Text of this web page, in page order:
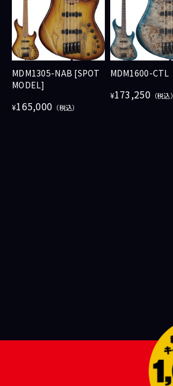
MDM1305-NAB [SPOT
MODEL]
¥165,000 （税込）
MDM1600-CTL
¥173,250（税込）